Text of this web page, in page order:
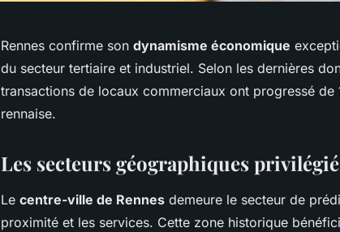
Rennes confirme son dynamisme économique
du secteur tertiaire et industriel. Selon les dernières
transactions de locaux commerciaux ont progressé
rennaise.
Les secteurs géographiques
Le centre-ville de Rennes demeure le secteur de
proximité et les services. Cette zone historique